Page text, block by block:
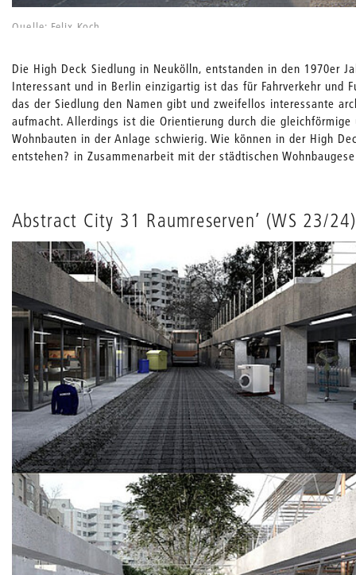
Quelle: Felix Koch
Die High Deck Siedlung in Neukölln, entstanden in den 1970er
Interessant und in Berlin einzigartig ist das für Fahrverkehr und
das der Siedlung den Namen gibt und zweifellos interessante
aufmacht. Allerdings ist die Orientierung durch die gleichförmige
Wohnbauten in der Anlage schwierig. Wie können in der High
entstehen? in Zusammenarbeit mit der städtischen
Abstract City 31 Raumreserven’ (WS 23/24)